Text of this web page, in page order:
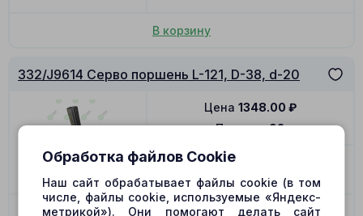
В корзину
332/J9614 Серво поршень L-121, D-38, d-20
В наличии
Позиция 92
Цена 1348.00 ₽
-
В корзину
Обработка файлов Cookie
Наш сайт обрабатывает файлы cookie (в том
числе, файлы cookie, используемые «Яндекс-
метрикой»). Они помогают делать сайт